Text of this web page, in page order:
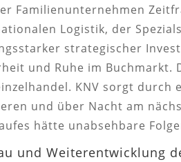
Familienunternehmen
Logistik, der
strategischer
und Ruhe im Buchmarkt.
KNV sorgt
und über Nacht am
hätte unabsehbare
und Weiterentwicklung